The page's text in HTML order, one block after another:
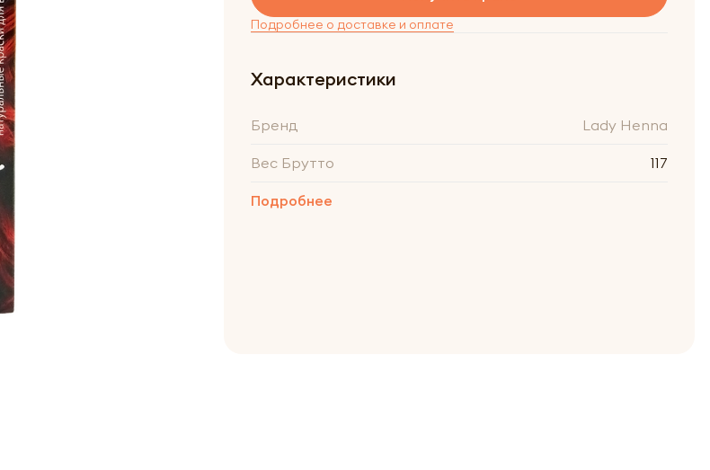
Подробнее о доставке и оплате
Характеристики
Бренд Lady Henna
Вес Брутто 117
Подробнее